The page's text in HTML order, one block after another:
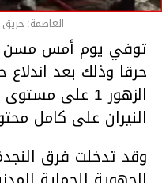
العاصمة:
حرقا وذلك بعد
الزهور 1 على
النيران على كامل
وقد تدخلت فرق النجدة